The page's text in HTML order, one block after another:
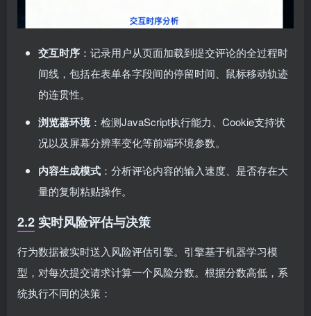
交互时序 ：记录用户从页面加载到提交评论的全过程时
间线，包括在表单各字段间的停留时间、鼠标移动轨迹
的连贯性。
浏览器环境：检测JavaScript执行能力、Cookie支持状
况以及屏幕分辨率变化等前端环境参数。
内容生成模式 ：分析评论内容的输入速度、是否存在大
量的复制粘贴操作。
2.2 实时风险评估与决策
行为数据被实时送入风险评估引擎。引擎基于机器学习模
型，对每次提交请求计算一个风险分数。根据分数高低，系
统执行不同的决策：